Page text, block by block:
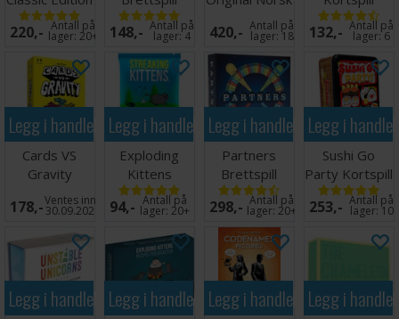
Norsk
220,- Antall på
lager: 20+
(Norsk
utgave)
148,- Antall på
lager:4
Spørrespill
420,- Antall på
lager: 18
Norsk
132,- Antall på
lager:6
Legg i handlekurven
Cards VS
Gravity
Partyspill
178,-Ventes inn
30.09.2026
Legg i handlekurven
Exploding
Kittens
Streaking
Kittens Exp
94,- Antall på
lager:20+
Legg i handlekurven
Partners
Brettspill
(Norsk)
298,- Antall på
lager:20+
Legg i
Sushi Go
Party Kortspill
253,- Antall på
lager: 10
Legg i handlekurvenLegg i handlekurvenLegg i handlekurven
Legg i